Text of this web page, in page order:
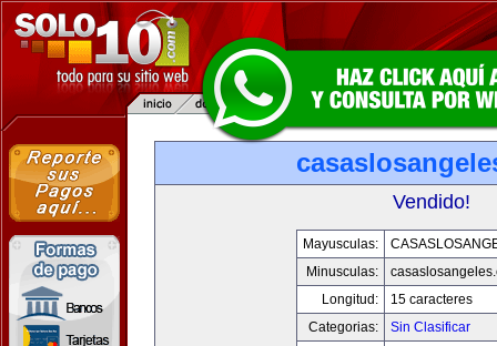
Vendido!
Mayusculas:
Minusculas:
Longitud:
15 caracteres
Categorias:
Sin Clasificar